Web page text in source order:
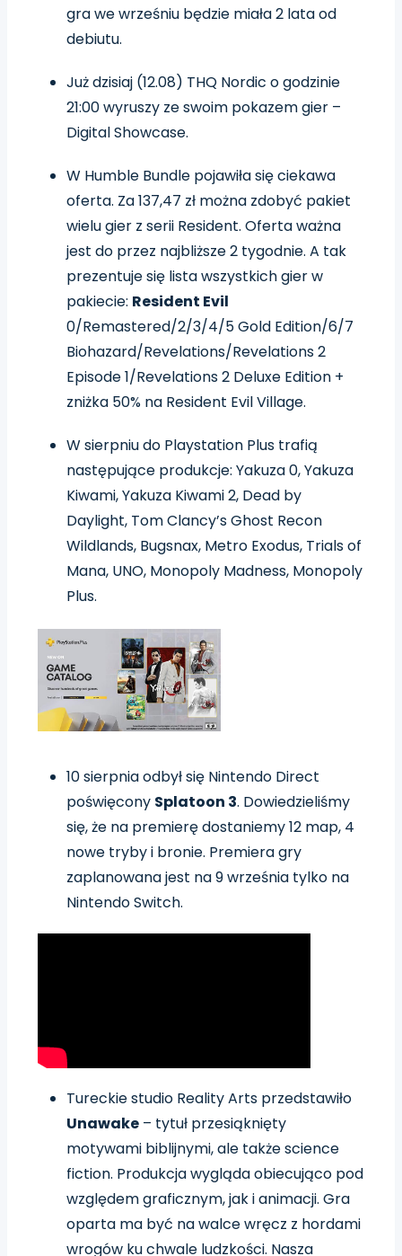
gra we wrześniu będzie miała 2 lata od
debiutu.
Już dzisiaj (12.08) THQ Nordic o godzinie
21:00 wyruszy ze swoim pokazem gier –
Digital Showcase.
W Humble Bundle pojawiła się ciekawa
oferta. Za 137,47 zł można zdobyć pakiet
wielu gier z serii Resident. Oferta ważna
jest do przez najbliższe 2 tygodnie. A tak
prezentuje się lista wszystkich gier w
pakiecie: Resident Evil
0/Remastered/2/3/4/5 Gold Edition/6/7
Biohazard/Revelations/Revelations 2
Episode 1/Revelations 2 Deluxe Edition +
zniżka 50% na Resident Evil Village.
W sierpniu do Playstation Plus trafią
następujące produkcje: Yakuza 0, Yakuza
Kiwami, Yakuza Kiwami 2, Dead by
Daylight, Tom Clancy’s Ghost Recon
Wildlands, Bugsnax, Metro Exodus, Trials of
Mana, UNO, Monopoly Madness, Monopoly
Plus.
10 sierpnia odbył się Nintendo Direct
poświęcony Splatoon 3. Dowiedzieliśmy
się, że na premierę dostaniemy 12 map, 4
nowe tryby i bronie. Premiera gry
zaplanowana jest na 9 września tylko na
Nintendo Switch.
Tureckie studio Reality Arts przedstawiło
Unawake – tytuł przesiąknięty
motywami biblijnymi, ale także science
fiction. Produkcja wygląda obiecująco pod
względem graficznym, jak i animacji. Gra
oparta ma być na walce wręcz z hordami
wrogów ku chwale ludzkości. Nasza